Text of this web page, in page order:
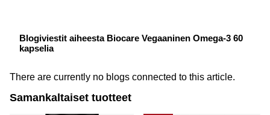
Blogiviestit aiheesta Biocare Vegaaninen Omega-3 60
kapselia
There are currently no blogs connected to this article.
Samankaltaiset tuotteet